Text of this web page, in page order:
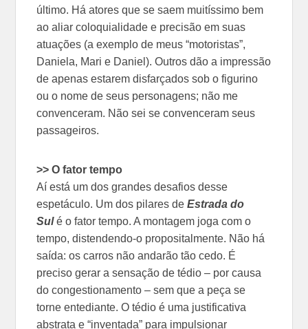
último. Há atores que se saem muitíssimo bem
ao aliar coloquialidade e precisão em suas
atuações (a exemplo de meus “motoristas”,
Daniela, Mari e Daniel). Outros dão a impressão
de apenas estarem disfarçados sob o figurino
ou o nome de seus personagens; não me
convenceram. Não sei se convenceram seus
passageiros.
>> O fator tempo
Aí está um dos grandes desafios desse
espetáculo. Um dos pilares deEstrada do
Sulé o fator tempo. A montagem joga com o
tempo, distendendo-o propositalmente. Não há
saída: os carros não andarão tão cedo. É
preciso gerar a sensação de tédio – por causa
do congestionamento – sem que a peça se
torne entediante. O tédio é uma justificativa
abstrata e “inventada” para impulsionar